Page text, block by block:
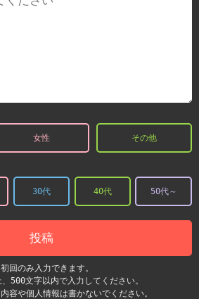
女性 その他
30代 40代 50代～
投稿
回のみ入力できます。
500文字以内で入力してください。
容や個人情報は書かないでください。